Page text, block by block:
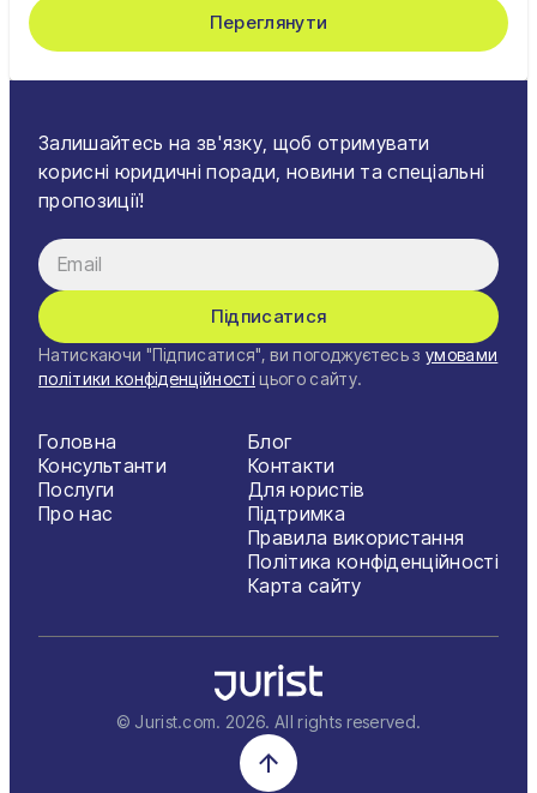
Переглянути
Залишайтесь на зв'язку, щоб отримувати
корисні юридичні поради, новини та спеціальні
пропозиції!
Підписатися
Натискаючи "Підписатися", ви погоджуєтесь з умовами
політики конфіденційності цього сайту.
Головна
Консультанти
Послуги
Про нас
Блог
Контакти
Для юристів
Підтримка
Правила використання
Політика конфіденційності
Карта сайту
© Jurist.com. 2026. All rights reserved.